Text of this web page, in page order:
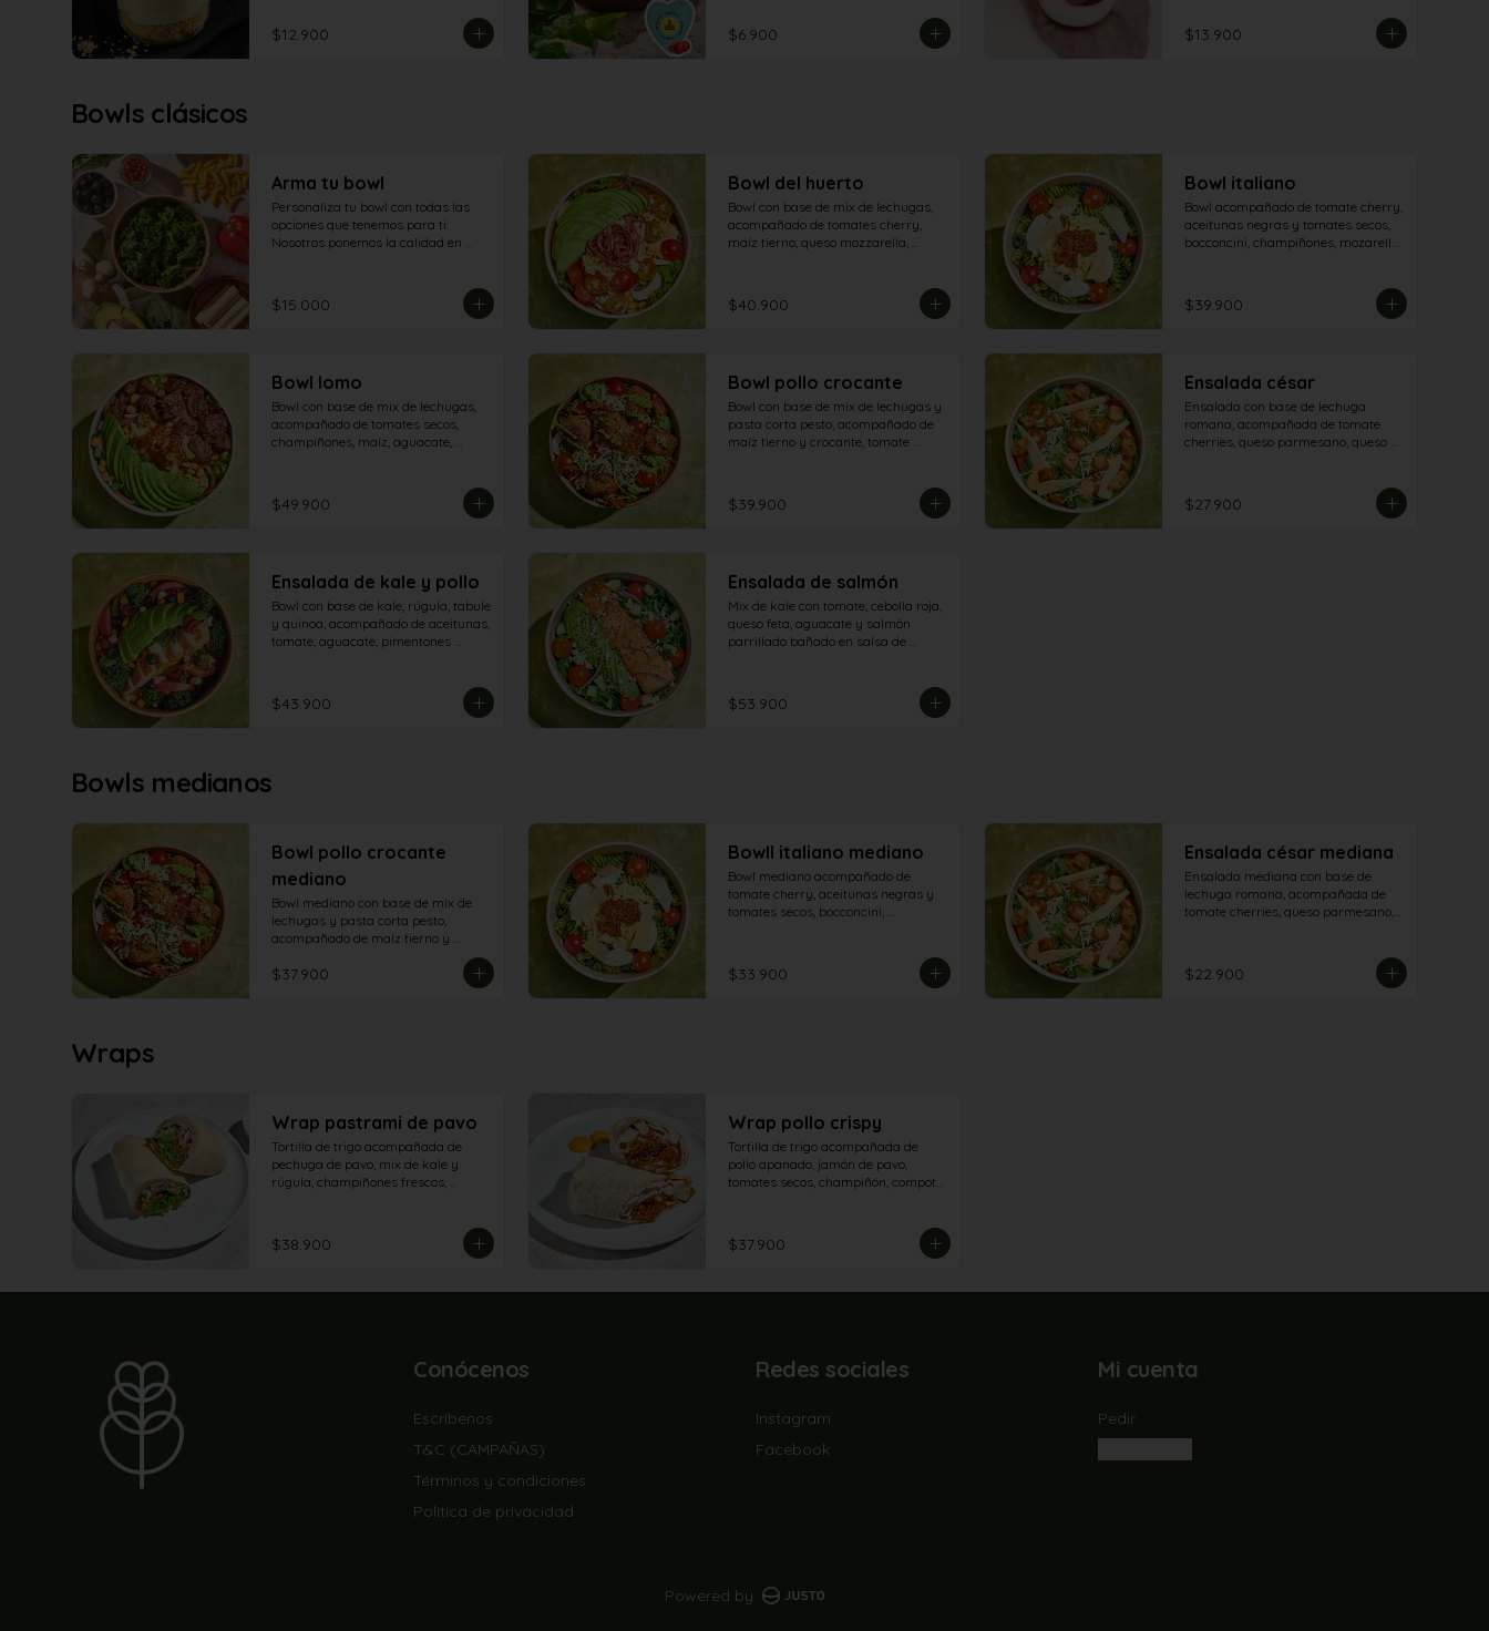
$12.900 $6.900 $13.900
Bowls clásicos
Arma tu bowl
Personaliza tu bowl con todas las
opciones que tenemos para ti.
Nosotros ponemos la calidad en
$15.000
Bowl del huerto
Bowl con base de mix de lechugas,
acompañado de tomates cherry,
maíz tierno, queso mozzarella,
$40.900
Bowl italiano
Bowl acompañado de tomate cherry,
aceitunas negras y tomates secos,
bocconcini, champiñones, mozarella
$39.900
Bowl lomo
Bowl con base de mix de lechugas,
acompañado de tomates secos,
champiñones, maíz, aguacate,
$49.900
Bowl pollo crocante
Bowl con base de mix de lechugas y
pasta corta pesto, acompañado de
maíz tierno y crocante, tomate
y aderezo de aguacate - pesto
$39.900
Ensalada césar
Ensalada con base de lechuga
romana, acompañada de tomate
cherries, queso parmesano, queso
$27.900
Ensalada de kale y pollo
Bowl con base de kale, rúgula, tabule
y quinoa, acompañado de aceitunas,
tomate, aguacate, pimentones
$43.900
Ensalada de salmón
Mix de kale con tomate, cebolla roja,
queso feta, aguacate y salmón
parrillado bañado en salsa de
$53.900
Bowls medianos
Bowl pollo crocante
mediano
Bowl mediano con base de mix de
lechugas y pasta corta pesto,
acompañado de maíz tierno y
crocante, tomate cherry, champiñón,
queso parmesano, tomate secos,
aguacate y y aderezo de aguacate
$37.900
BowlI italiano mediano
Bowl mediano acompañado de
tomate cherry, aceitunas negras y
tomates secos, bocconcini,
$33.900
Ensalada césar mediana
Ensalada mediana con base de
lechuga romana, acompañada de
tomate cherries, queso parmesano,
$22.900
Wraps
Wrap pastrami de pavo
Tortilla de trigo acompañada de
pechuga de pavo, mix de kale y
rúgula, champiñones frescos,
crema de aguacate y yogur griego.
$38.900
Wrap pollo crispy
Tortilla de trigo acompañada de
pollo apanado, jamón de pavo,
tomates secos, champiñón, compota
$37.900
Conócenos
Escríbenos
T&C (CAMPAÑAS)
Términos y condiciones
Política de privacidad
Redes sociales
Instagram
Facebook
Mi cuenta
Pedir
Powered by